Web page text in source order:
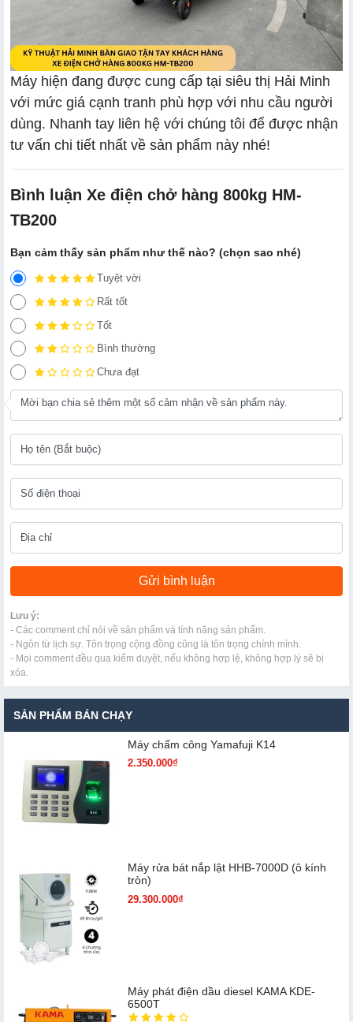
Máy hiện đang được cung cấp tại siêu thị Hải Minh
với mức giá cạnh tranh phù hợp với nhu cầu người
dùng. Nhanh tay liên hệ với chúng tôi để được nhận
tư vấn chi tiết nhất về sản phẩm này nhé!
Bình luận Xe điện chở hàng 800kg HM-
TB200
Bạn cảm thấy sản phẩm như thế nào? (chọn sao nhé)
Tuyệt vời
Rất tốt
Tốt
Bình thường
Chưa đạt
Lưu ý:
- Các comment chỉ nói về sản phẩm và tính năng sản phẩm.
- Ngôn từ lịch sự. Tôn trọng cộng đồng cũng là tôn trọng chính mình.
- Mọi comment đều qua kiểm duyệt, nếu không hợp lệ, không hợp lý sẽ bị
xóa.
SẢN PHẨM BÁN CHẠY
Máy chấm cô​ng Yamafuji K14
2.350.000₫
Máy rửa bát nắp lật HHB-7000D (ô kính
tròn)
29.300.000₫
Máy phát điện dầu diesel KAMA KDE-
6500T